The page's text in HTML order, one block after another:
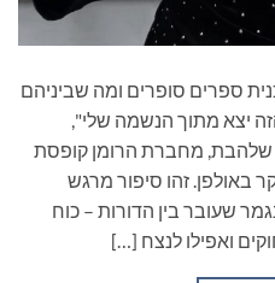
רביעי 13/11/24 בתוכנית ספרים סופרים ומה שביניהם
הזה יצא מתוך הנשמה שלי",
שלהבת, מחברת הרומן קופסת
זהו סיפור מרגש
שעובר בין הדורות – כוח
ואפילו לנצח […]